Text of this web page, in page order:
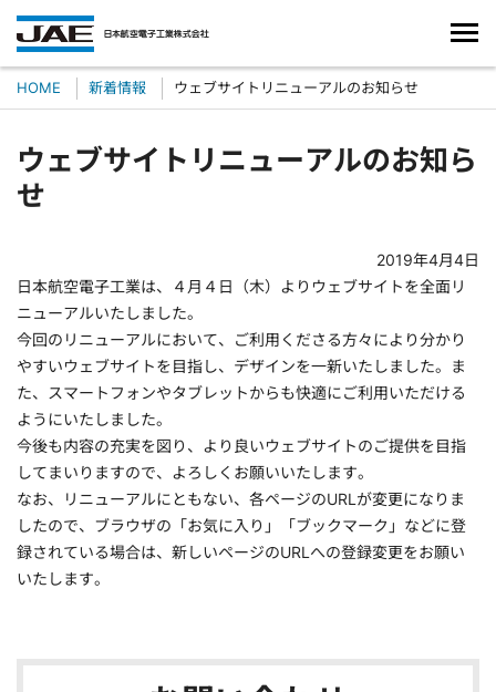
HOME 新着情報 ウェブサイトリニューアルのお知らせ
ウェブサイトリニューアルのお知ら
せ
2019年4月4日
日本航空電子工業は、４月４日（木）よりウェブサイトを全面リ
ニューアルいたしました。
今回のリニューアルにおいて、ご利用くださる方々により分かり
やすいウェブサイトを目指し、デザインを一新いたしました。ま
た、スマートフォンやタブレットからも快適にご利用いただける
ようにいたしました。
今後も内容の充実を図り、より良いウェブサイトのご提供を目指
してまいりますので、よろしくお願いいたします。
なお、リニューアルにともない、各ページのURLが変更になりま
したので、ブラウザの「お気に入り」「ブックマーク」などに登
録されている場合は、新しいページのURLへの登録変更をお願い
いたします。